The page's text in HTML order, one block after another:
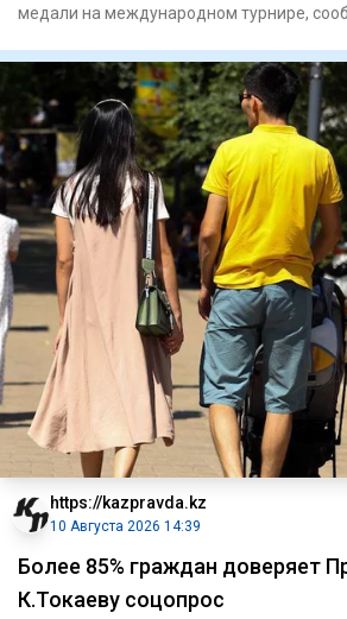
медали на международном турнире,
https://kazpravda.kz
10 Августа 2026 14:39
Более 85% граждан доверяет
К.Токаеву соцопрос